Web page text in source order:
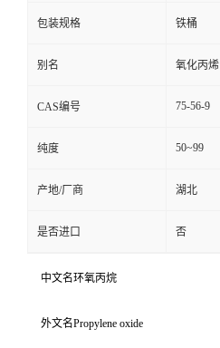
包装规格 铁桶
别名 氧化丙烯
CAS编号 75-56-9
纯度 50~99
产地/厂商 湖北
是否进口 否
中文名环氧丙烷
外文名Propylene oxide